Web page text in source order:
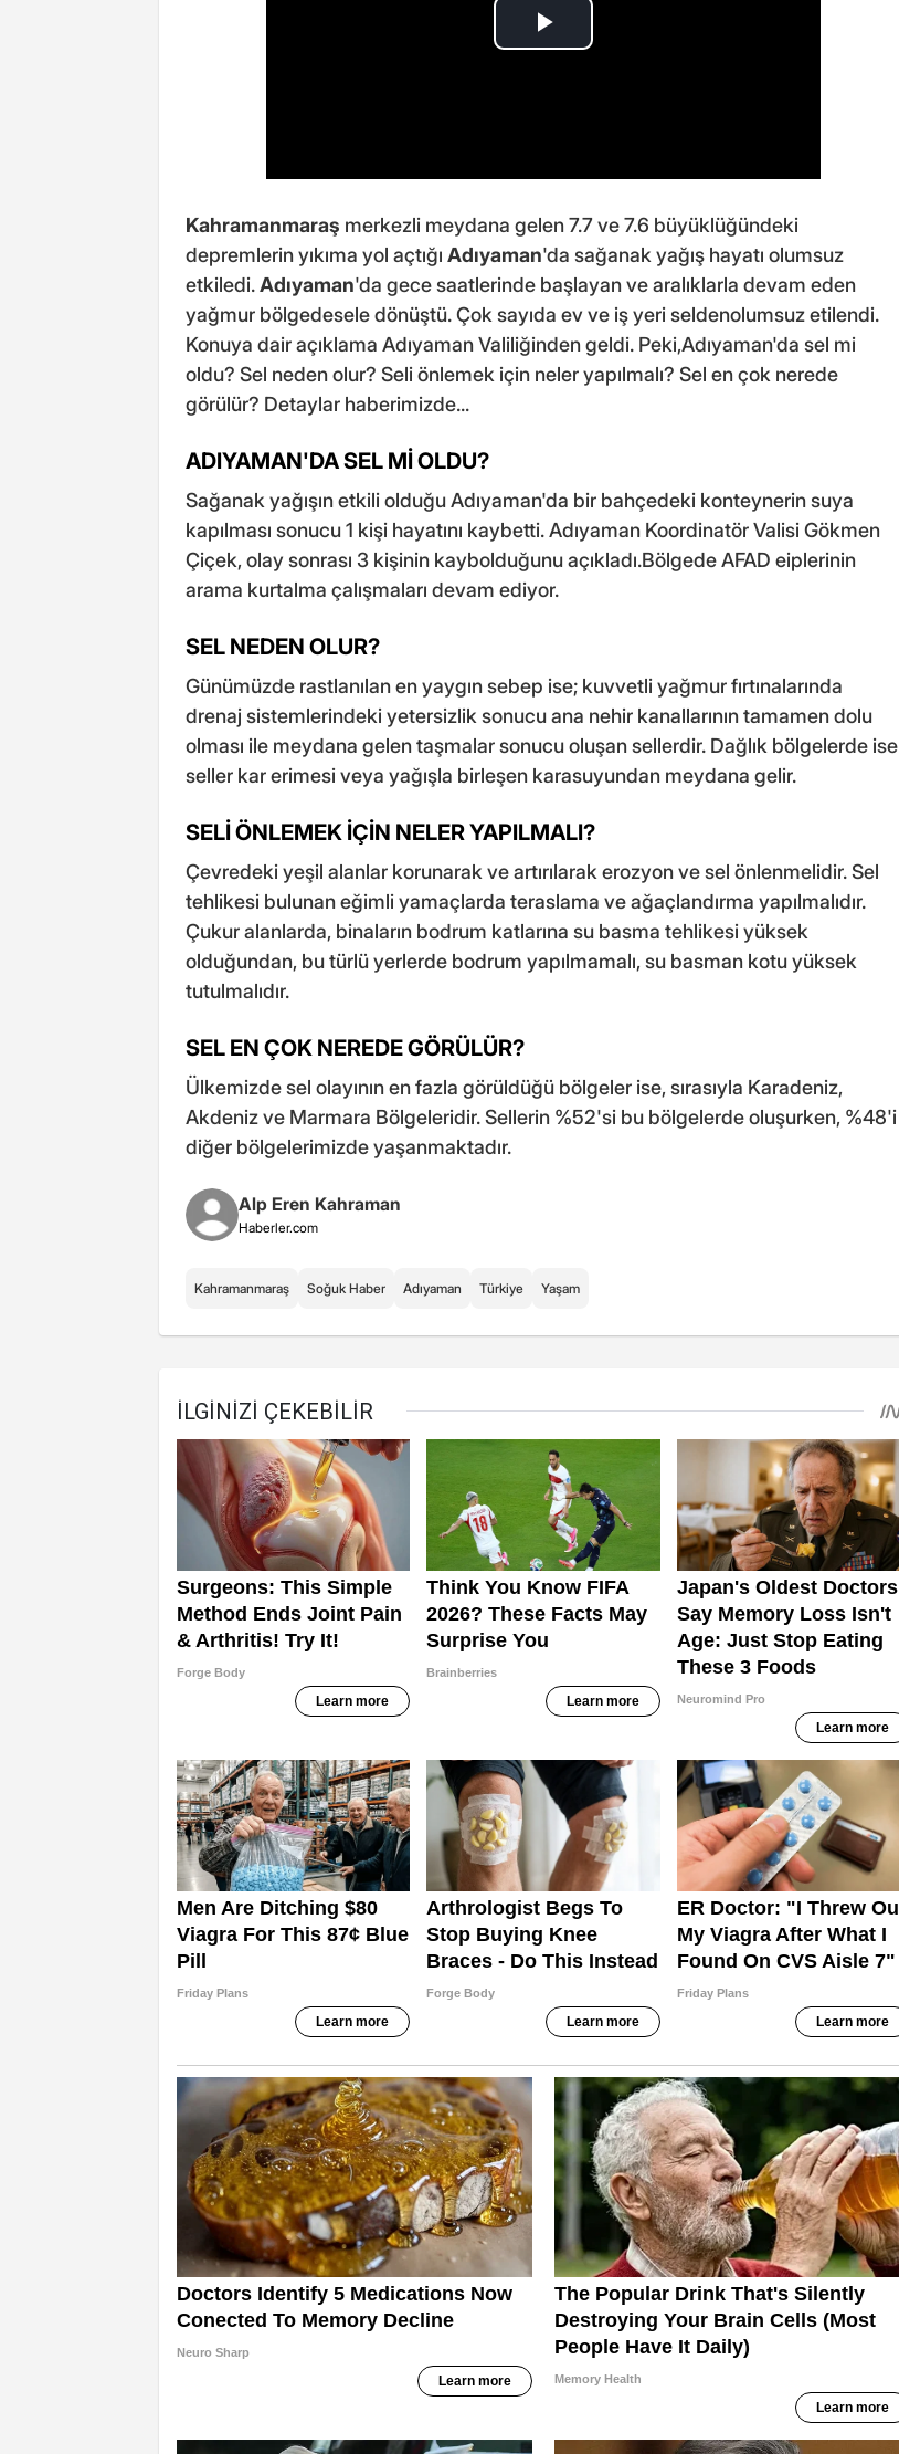
Kahramanmaraş merkezli meydana gelen 7.7 ve 7.6 büyüklüğündeki
depremlerin yıkıma yol açtığı Adıyaman'da sağanak yağış hayatı olumsuz
etkiledi.Adıyaman'da gece saatlerinde başlayan ve aralıklarla devam eden
yağmur bölgedesele dönüştü. Çok sayıda ev ve iş yeri seldenolumsuz etilendi.
Konuya dair açıklama Adıyaman Valiliğinden geldi. Peki,Adıyaman'da sel mi
oldu? Sel neden olur? Seli önlemek için neler yapılmalı? Sel en çok nerede
görülür? Detaylar haberimizde...
ADIYAMAN'DA SEL Mİ OLDU?
Sağanak yağışın etkili olduğu Adıyaman'da bir bahçedeki konteynerin suya
kapılması sonucu 1 kişi hayatını kaybetti. Adıyaman Koordinatör Valisi Gökmen
Çiçek, olay sonrası 3 kişinin kaybolduğunu açıkladı.Bölgede AFAD eiplerinin
arama kurtalma çalışmaları devam ediyor.
SEL NEDEN OLUR?
Günümüzde rastlanılan en yaygın sebep ise; kuvvetli yağmur fırtınalarında
drenaj sistemlerindeki yetersizlik sonucu ana nehir kanallarının tamamen dolu
olması ile meydana gelen taşmalar sonucu oluşan sellerdir. Dağlık bölgelerde ise
seller kar erimesi veya yağışla birleşen karasuyundan meydana gelir.
SELİ ÖNLEMEK İÇİN NELER YAPILMALI?
Çevredeki yeşil alanlar korunarak ve artırılarak erozyon ve sel önlenmelidir. Sel
tehlikesi bulunan eğimli yamaçlarda teraslama ve ağaçlandırma yapılmalıdır.
Çukur alanlarda, binaların bodrum katlarına su basma tehlikesi yüksek
olduğundan, bu türlü yerlerde bodrum yapılmamalı, su basman kotu yüksek
tutulmalıdır.
SEL EN ÇOK NEREDE GÖRÜLÜR?
Ülkemizde sel olayının en fazla görüldüğü bölgeler ise, sırasıyla Karadeniz,
Akdeniz ve Marmara Bölgeleridir. Sellerin %52'si bu bölgelerde oluşurken, %48'i
diğer bölgelerimizde yaşanmaktadır.
Alp Eren Kahraman
Haberler.com
Kahramanmaraş Soğuk Haber Adıyaman Türkiye Yaşam